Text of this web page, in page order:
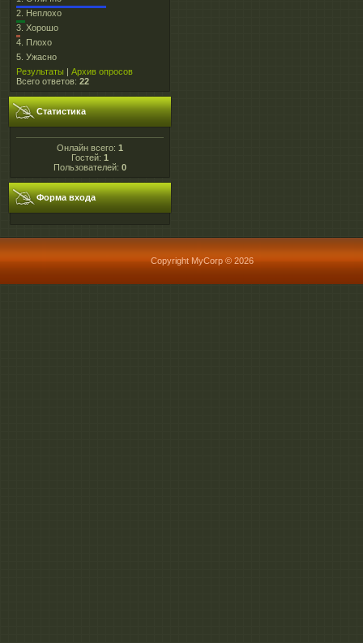
2. Неплохо
3. Хорошо
4. Плохо
5. Ужасно
Результаты | Архив опросов
Всего ответов: 22
Статистика
Онлайн всего: 1
Гостей: 1
Пользователей: 0
Форма входа
Copyright MyCorp © 2026